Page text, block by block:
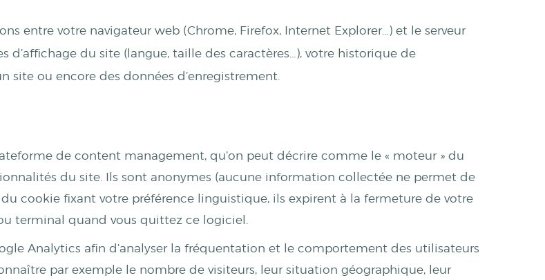
entre votre navigateur web (Chrome, Firefox, Internet Explorer…) et le serveur
d’affichage du site (langue, taille des caractères…), votre historique de
site ou encore des données d’enregistrement.
de content management, qu’on peut décrire comme le « moteur » du
du site. Ils sont anonymes (aucune information collectée ne permet de
cookie fixant votre préférence linguistique, ils expirent à la fermeture de votre
terminal quand vous quittez ce logiciel.
Analytics afin d’analyser la fréquentation et le comportement des utilisateurs
par exemple le nombre de visiteurs, leur situation géographique, leur